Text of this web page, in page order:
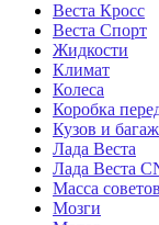
Веста Кросс
Веста Спорт
Жидкости
Климат
Колеса
Коробка
Кузов и
Лада Веста
Лада Веста
Масса
Мозги